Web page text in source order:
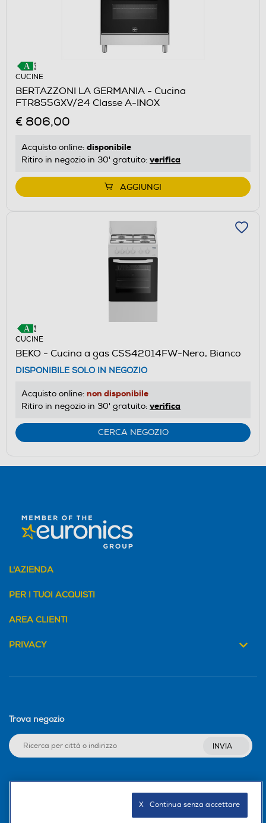
CUCINE
BERTAZZONI LA GERMANIA - Cucina
FTR855GXV/24 Classe A-INOX
€ 806,00
Acquisto online: disponibile
Ritiro in negozio in 30' gratuito: verifica
AGGIUNGI
CUCINE
BEKO - Cucina a gas CSS42014FW-Nero, Bianco
DISPONIBILE SOLO IN NEGOZIO
Acquisto online: non disponibile
Ritiro in negozio in 30' gratuito: verifica
CERCA NEGOZIO
L'AZIENDA
PER I TUOI ACQUISTI
AREA CLIENTI
PRIVACY
Trova negozio
INVIA
X   Continua senza accettare